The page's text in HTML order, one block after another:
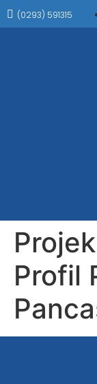
(0293) 591315
Profil